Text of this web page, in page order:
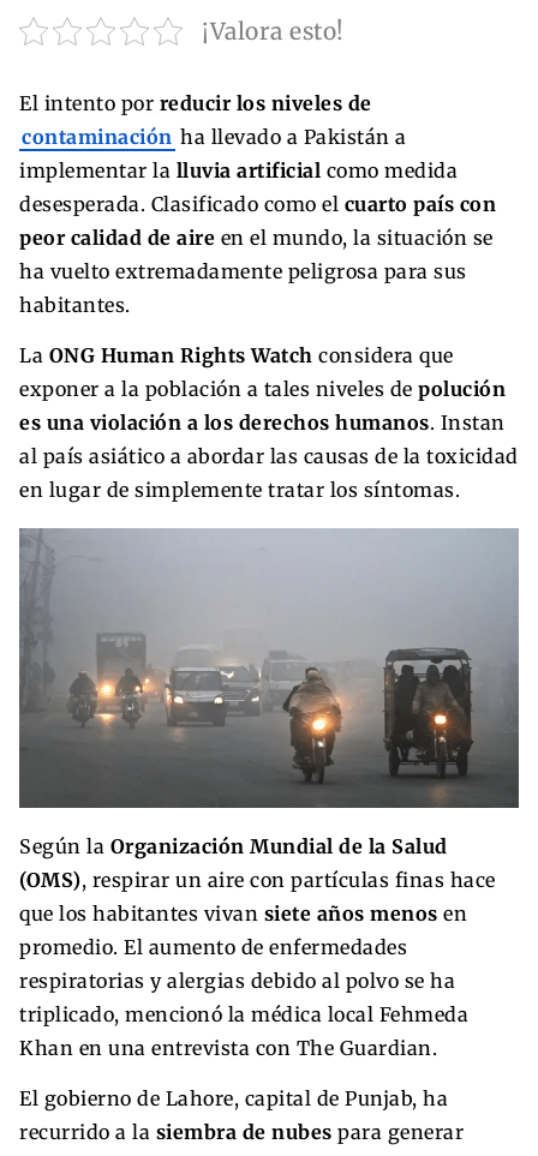
¡Valora esto!
El intento por reducir los niveles de
contaminación ha llevado a Pakistán a
implementar la lluvia artificial como medida
desesperada. Clasificado como el cuarto país con
peor calidad de aire en el mundo, la situación se
ha vuelto extremadamente peligrosa para sus
habitantes.
La ONG Human Rights Watch considera que
exponer a la población a tales niveles de polución
es una violación a los derechos humanos. Instan
al país asiático a abordar las causas de la toxicidad
en lugar de simplemente tratar los síntomas.
Según la Organización Mundial de la Salud
(OMS), respirar un aire con partículas finas hace
que los habitantes vivan siete años menos en
promedio. El aumento de enfermedades
respiratorias y alergias debido al polvo se ha
triplicado, mencionó la médica local Fehmeda
Khan en una entrevista con The Guardian.
El gobierno de Lahore, capital de Punjab, ha
recurrido a la siembra de nubes para generar